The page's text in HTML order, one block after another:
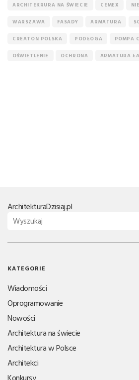
ARCHITEKRURA NA ŚWIECIE CEMEX
WARSZAWA FASADY ARMATURA
CREATON POLSKA PODŁOGA POMPA
OŚWIETLENIE OCHRONA ARMATURA
ArchitekturaDzisiaj.pl
KATEGORIE
Wiadomości
Oprogramowanie
Nowości
Architektura na świecie
Architektura w Polsce
Architekci
Konkursy